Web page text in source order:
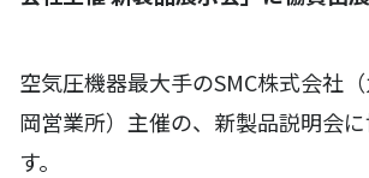
空気圧機器最大手のSMC株式会社
岡営業所）主催の、新製品説明会
す。